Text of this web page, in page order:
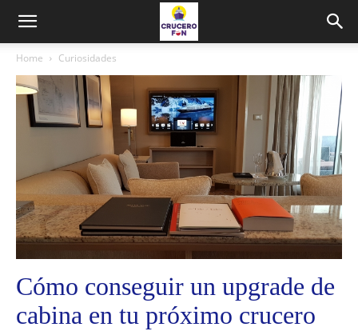
Home Curiosidades
Cómo conseguir un upgrade de
cabina en tu próximo crucero